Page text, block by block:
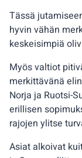
Tässä
hyvin vähän
keskeisimpiä
Myös valtiot
merkittävänä
Norja ja Ruotsi-
erillisen
rajojen ylitse
Asiat alkoivat